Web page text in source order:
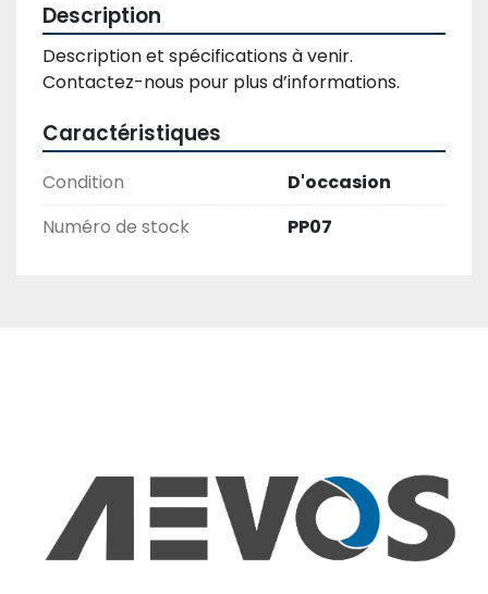
Description
Description et spécifications à venir.
Contactez-nous pour plus d’informations.
Caractéristiques
Condition
D'occasion
Numéro de stock
PP07